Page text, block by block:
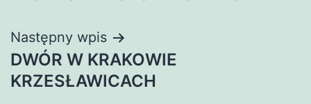
Następny wpis
DWÓR W KRAKOWIE
KRZESŁAWICACH